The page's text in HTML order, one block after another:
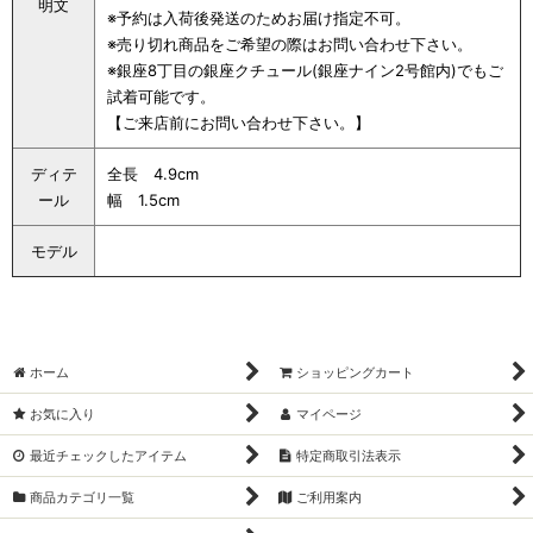
明文
※予約は入荷後発送のためお届け指定不可。
※売り切れ商品をご希望の際はお問い合わせ下さい。
※銀座8丁目の銀座クチュール(銀座ナイン2号館内)でもご
試着可能です。
【ご来店前にお問い合わせ下さい。】
ディテ
ール
全長 4.9cm
幅 1.5cm
モデル
ホーム ショッピングカート
お気に入り マイページ
最近チェックしたアイテム 特定商取引法表示
商品カテゴリ一覧 ご利用案内